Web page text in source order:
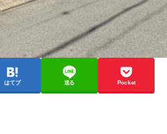
はてブ 送る Pocket